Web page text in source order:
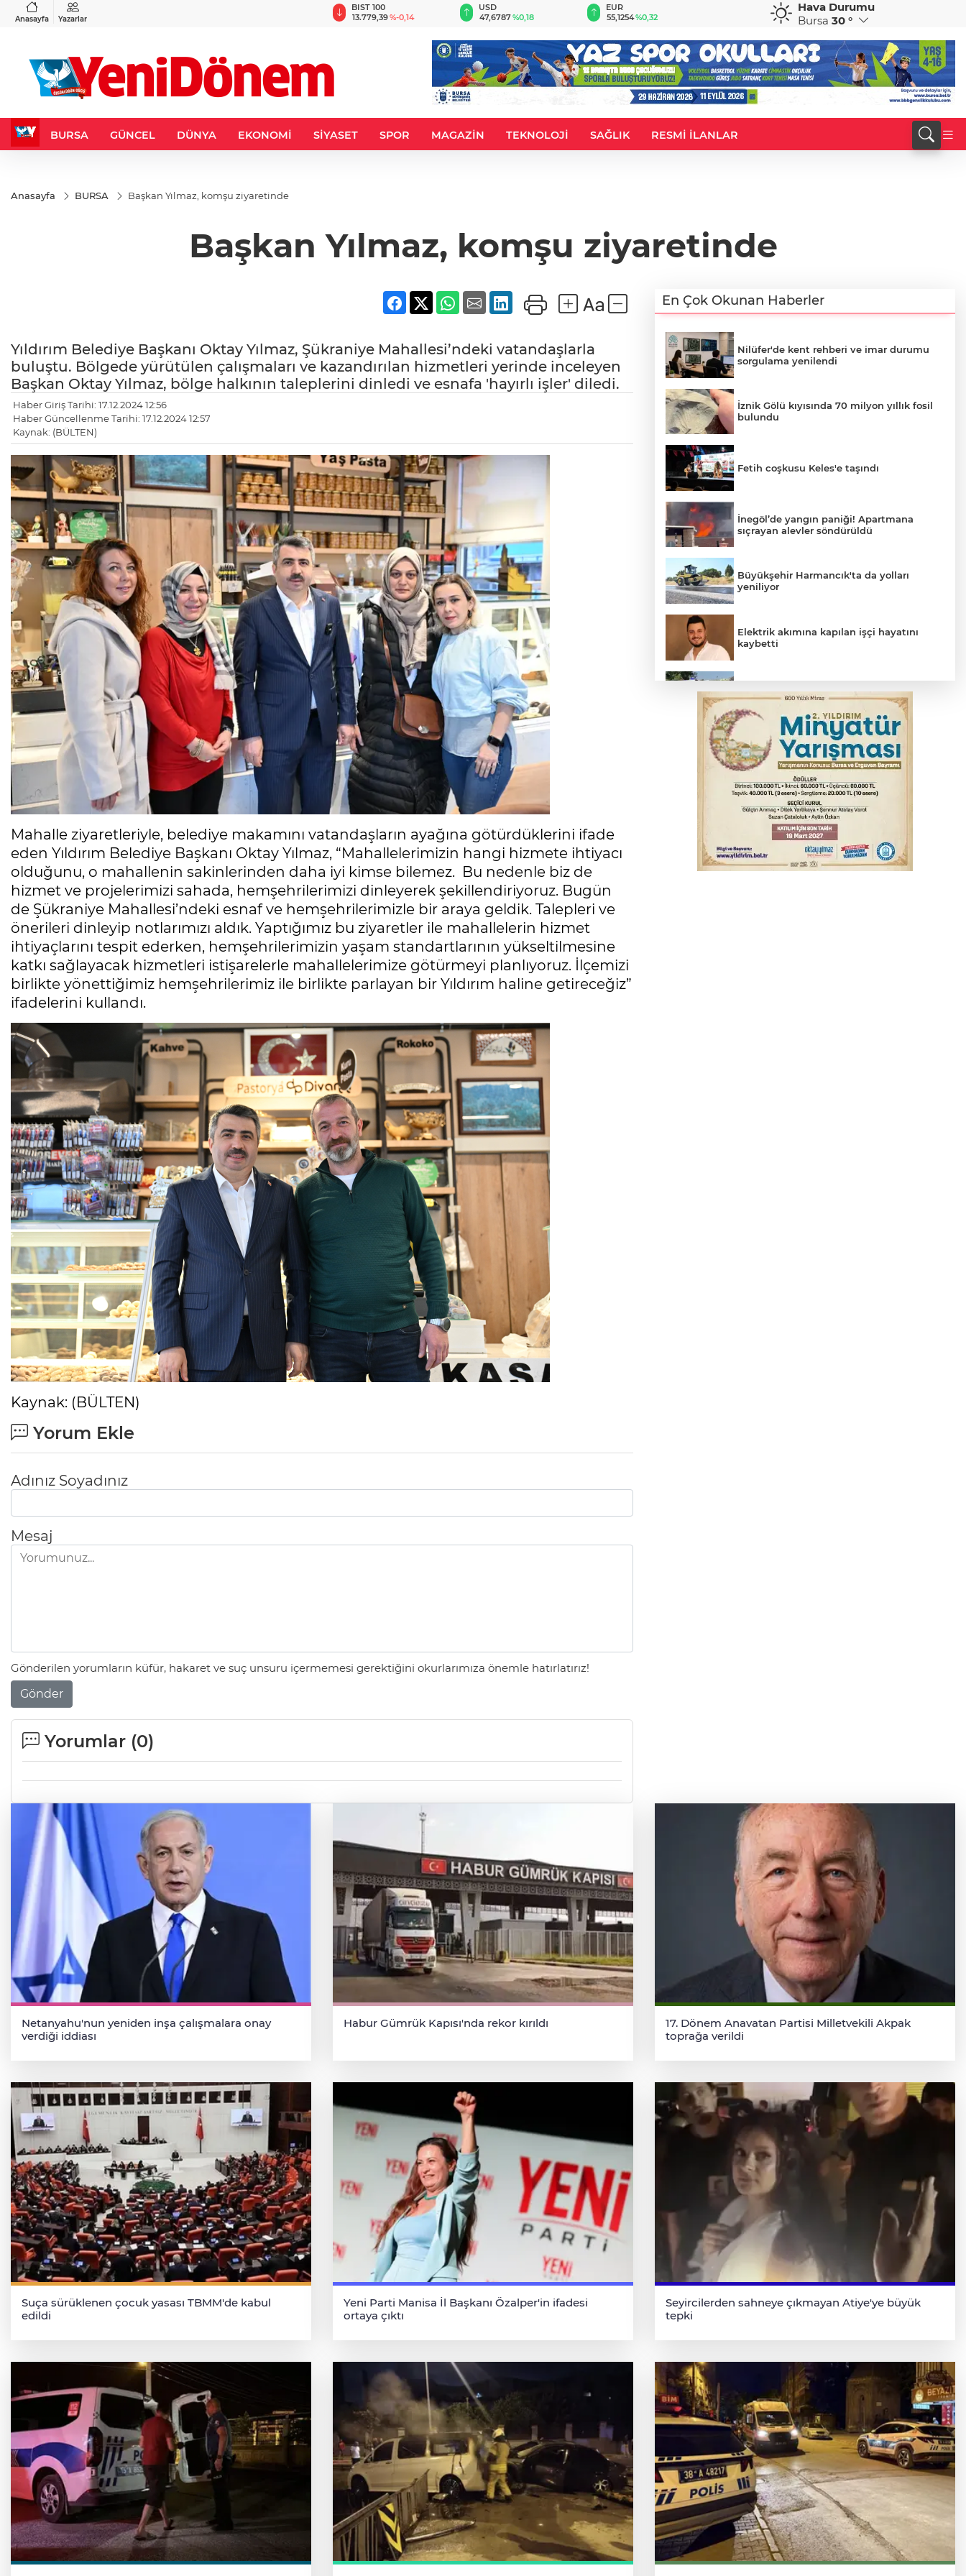
Anasayfa Yazarlar
%-0,22
BIST 100
13.779,39%-0,14
USD
47,6787%0,18
EUR
55,1254%0,32 %0,38
CHF
59,0083
Hava Durumu
Bursa 30 °
BURSA GÜNCEL DÜNYA EKONOMİ SİYASET SPOR MAGAZİN TEKNOLOJİ SAĞLIK RESMİ İLANLAR
Anasayfa BURSA Başkan Yılmaz, komşu ziyaretinde
Başkan Yılmaz, komşu ziyaretinde
Yıldırım Belediye Başkanı Oktay Yılmaz, Şükraniye Mahallesi’ndeki vatandaşlarla
buluştu. Bölgede yürütülen çalışmaları ve kazandırılan hizmetleri yerinde inceleyen
Başkan Oktay Yılmaz, bölge halkının taleplerini dinledi ve esnafa 'hayırlı işler' diledi.
Haber Giriş Tarihi: 17.12.2024 12:56
Haber Güncellenme Tarihi: 17.12.2024 12:57
Kaynak: (BÜLTEN)
Mahalle ziyaretleriyle, belediye makamını vatandaşların ayağına götürdüklerini ifade
eden Yıldırım Belediye Başkanı Oktay Yılmaz, “Mahallelerimizin hangi hizmete ihtiyacı
olduğunu, o mahallenin sakinlerinden daha iyi kimse bilemez. Bu nedenle biz de
hizmet ve projelerimizi sahada, hemşehrilerimizi dinleyerek şekillendiriyoruz. Bugün
de Şükraniye Mahallesi’ndeki esnaf ve hemşehrilerimizle bir araya geldik. Talepleri ve
önerileri dinleyip notlarımızı aldık. Yaptığımız bu ziyaretler ile mahallelerin hizmet
ihtiyaçlarını tespit ederken, hemşehrilerimizin yaşam standartlarının yükseltilmesine
katkı sağlayacak hizmetleri istişarelerle mahallelerimize götürmeyi planlıyoruz. İlçemizi
birlikte yönettiğimiz hemşehrilerimiz ile birlikte parlayan bir Yıldırım haline getireceğiz”
ifadelerini kullandı.
Kaynak: (BÜLTEN)
Yorum Ekle
Adınız Soyadınız
Mesaj
Gönderilen yorumların küfür, hakaret ve suç unsuru içermemesi gerektiğini okurlarımıza önemle hatırlatırız!
Gönder
Yorumlar (0)
En Çok Okunan Haberler
Nilüfer'de kent rehberi ve imar durumu
sorgulama yenilendi
İznik Gölü kıyısında 70 milyon yıllık fosil
bulundu
Fetih coşkusu Keles'e taşındı
İnegöl’de yangın paniği! Apartmana
sıçrayan alevler söndürüldü
Büyükşehir Harmancık'ta da yolları
yeniliyor
Elektrik akımına kapılan işçi hayatını
kaybetti
operatör yaralandı
Babasını ziyarete giderken kazada
hayatını kaybetti
Arabesk müziğin acı kaybı! Cansever
sevenlerini yasa boğdu
Otomobil kanala uçtu: 2 yaralı
Netanyahu'nun yeniden inşa çalışmalara onay
verdiği iddiası
Habur Gümrük Kapısı'nda rekor kırıldı
17. Dönem Anavatan Partisi Milletvekili Akpak
toprağa verildi
Suça sürüklenen çocuk yasası TBMM'de kabul
edildi
Yeni Parti Manisa İl Başkanı Özalper'in ifadesi
ortaya çıktı
Seyircilerden sahneye çıkmayan Atiye'ye büyük
tepki